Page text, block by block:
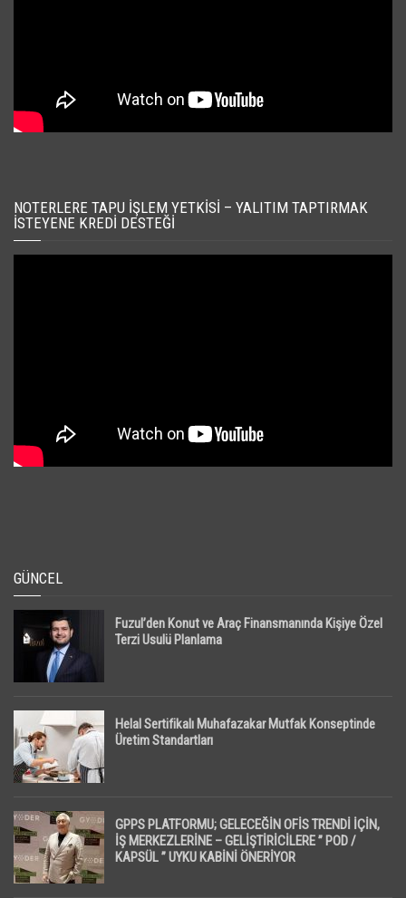
NOTERLERE TAPU İŞLEM YETKISI – YALITIM TAPTIRMAK
İSTEYENE KREDI DESTEĞI
GÜNCEL
Fuzul’den Konut ve Araç Finansmanında Kişiye Özel
Terzi Usulü Planlama
Helal Sertifikalı Muhafazakar Mutfak Konseptinde
Üretim Standartları
GPPS PLATFORMU; GELECEĞİN OFİS TRENDİ İÇİN,
İŞ MERKEZLERİNE – GELİŞTİRİCİLERE ” POD /
KAPSÜL ” UYKU KABİNİ ÖNERİYOR